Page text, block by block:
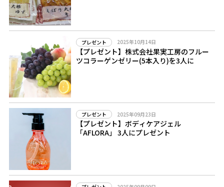
プレゼント 2025年10月14日
【プレゼント】株式会社果実工房のフルー
ツコラーゲンゼリー(5本入り)を3人に
プレゼント 2025年09月23日
【プレゼント】ボディケアジェル
「AFLORA」 3人にプレゼント